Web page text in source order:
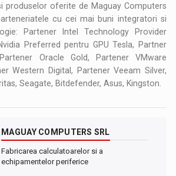
produselor oferite de Maguay Computers
cu cei mai buni integratori si
Partener Intel Technology Provider
Preferred pentru GPU Tesla, Partner
Oracle Gold, Partener VMware
Western Digital, Partener Veeam Silver,
Seagate, Bitdefender, Asus, Kingston.
MAGUAY COMPUTERS SRL
Fabricarea calculatoarelor si a
echipamentelor periferice